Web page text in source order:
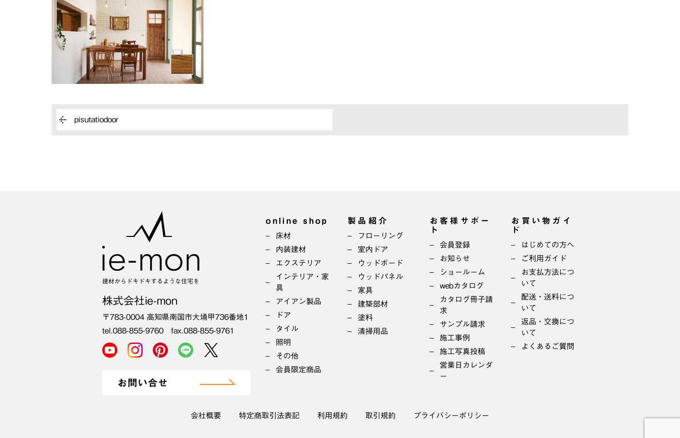
pisutatiodoor
建材からドキドキするような住宅を
株式会社ie-mon
〒783-0004 高知県南国市大埇甲736番地1
tel.088-855-9760 fax.088-855-9761
お問い合せ
online shop
床材
内装建材
エクステリア
インテリア・家
具
アイアン製品
ドア
タイル
照明
その他
会員限定商品
製品紹介
フローリング
室内ドア
ウッドボード
ウッドパネル
家具
建築部材
塗料
清掃用品
お客様サポー
ト
会員登録
お知らせ
ショールーム
webカタログ
カタログ冊子請
求
サンプル請求
施工事例
施工写真投稿
営業日カレンダ
ー
お買い物ガイ
ド
はじめての方へ
ご利用ガイド
お支払方法につ
いて
配送・送料につ
いて
返品・交換につ
いて
よくあるご質問
会社概要 特定商取引法表記 利用規約 取引規約 プライバシーポリシー